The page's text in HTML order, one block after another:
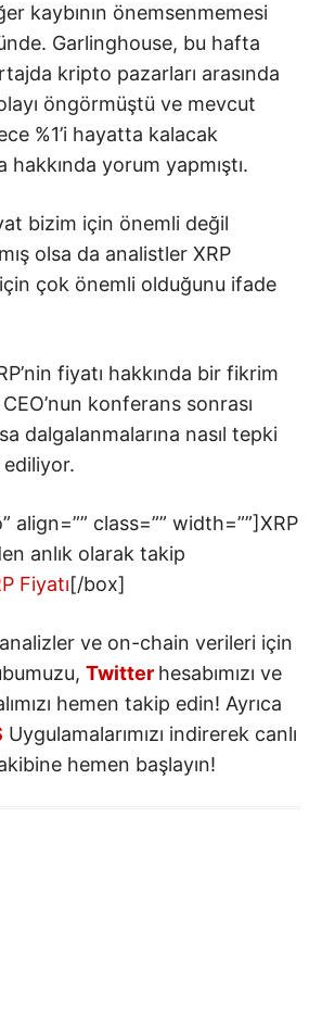
kaybının önemsenmemesi
Garlinghouse, bu hafta
kripto pazarları arasında
öngörmüştü ve mevcut
%1’i hayatta kalacak
hakkında yorum yapmıştı.
bizim için önemli değil
olsa da analistler XRP
için çok önemli olduğunu ifade
fiyatı hakkında bir fikrim
konferans sonrası
dalgalanmalarına nasıl tepki
align=”” class=”” width=””]XRP
anlık olarak takip
Fiyatı[/box]
ve on-chain verileri için
Twitter hesabımızı ve
hemen takip edin! Ayrıca
Uygulamalarımızı indirerek canlı
hemen başlayın!